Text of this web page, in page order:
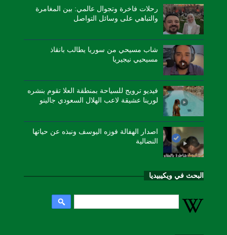
رحلات فاخرة وتجوال عالمي: بين المغامرة
والتباهي على وسائل التواصل
شاب مسيحي من سوريا يطالب بانقاذ
مسيحيي نيجيريا
فيديو ترويج للسياحة بمنطقة العلا تقوم بنشره
لورينا عشيقة لاعب الهلال السعودي جالينو
اصدار الهفالة فوزه اليوسف ونبذه عن حياتها
النضالية
البحث في ويكيبيديا